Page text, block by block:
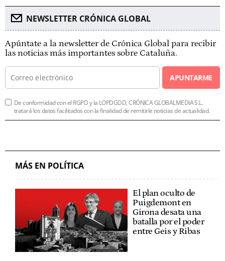
NEWSLETTER CRÓNICA GLOBAL
Apúntate a la newsletter de Crónica Global para recibir
las noticias más importantes sobre Cataluña.
APUNTARME
De conformidad con el RGPD y la LOPDGDD, CRÓNICA GLOBALMEDIA S.L.
tratará los datos facilitados con la finalidad de remitirle noticias de actualidad.
MÁS EN POLÍTICA
El plan oculto de
Puigdemont en
Girona desata una
batalla por el poder
entre Geis y Ribas